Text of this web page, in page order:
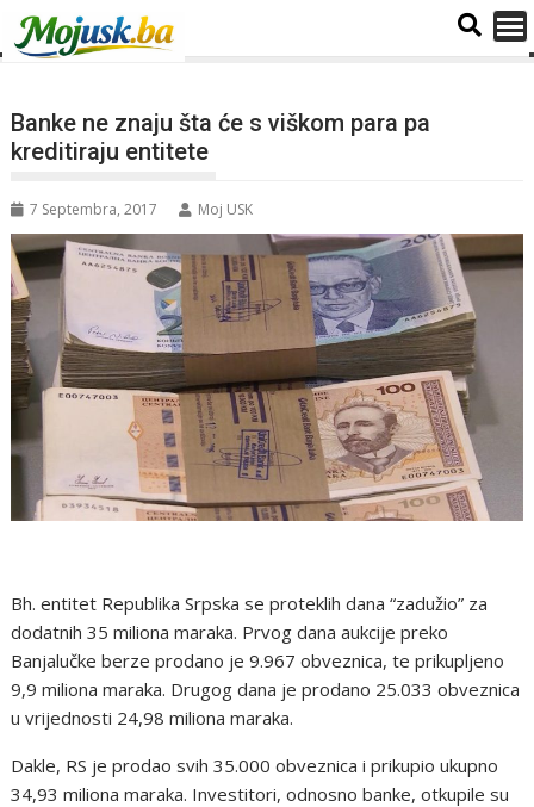
Banke ne znaju šta će s viškom para pa
kreditiraju entitete
7 Septembra, 2017 Moj USK
Bh. entitet Republika Srpska se proteklih dana “zadužio” za
dodatnih 35 miliona maraka. Prvog dana aukcije preko
Banjalučke berze prodano je 9.967 obveznica, te prikupljeno
9,9 miliona maraka. Drugog dana je prodano 25.033 obveznica
u vrijednosti 24,98 miliona maraka.
Dakle, RS je prodao svih 35.000 obveznica i prikupio ukupno
34,93 miliona maraka. Investitori, odnosno banke, otkupile su